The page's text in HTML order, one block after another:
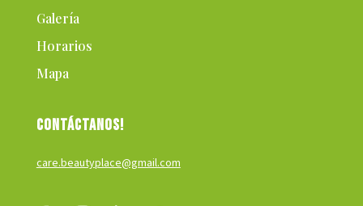
Galería
Horarios
Mapa
CONTÁCTANOS!
care.beautyplace@gmail.com